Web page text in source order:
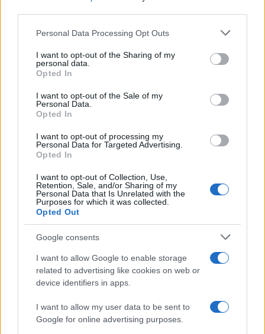
Please note that this website/app uses one or more Google
not limited to your visit or usage behaviour. You may click to
grant or deny consent to Google and its third-party tags to
use your data for below specified purposes in below Google
consent section.
Personal Data Processing Opt Outs
I want to opt-out of the Sharing of my
personal data.
Opted In
I want to opt-out of the Sale of my
Personal Data.
Opted In
I want to opt-out of processing my
Personal Data for Targeted Advertising.
Opted In
I want to opt-out of Collection, Use,
Retention, Sale, and/or Sharing of my
Personal Data that Is Unrelated with the
Purposes for which it was collected.
Opted Out
Google consents
I want to allow Google to enable storage
related to advertising like cookies on web or
device identifiers in apps.
I want to allow my user data to be sent to
Google for online advertising purposes.
Ha tíz évvel fiatalabb lettem volna, egészen biztos, hogy
bele is akartam volna kóstolni a regényben megjelenő
Szüts Miklós:A Földön élni
ünnepély
„A Magvető Kiadó a
ezúttal egy képzőművészt szólaltatott meg, Szüts Miklóst,
A Földön élni ünnepély
erdélyi vidékről érkezett srácként olyan társaságba volt
szerencsém betekinteni, amiben a magyarországi